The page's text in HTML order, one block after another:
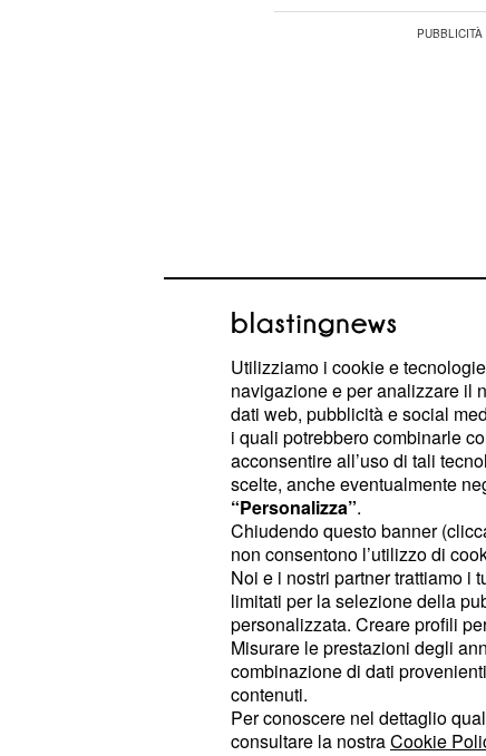
Landa si è dovuto ritirare e più
bollettino medico
una vertebra che lo terrà fermo a
Intervenendo a Eurosport, l'ex
Alberto Contador, ha espresso
Landa, ma anche criticato
segnalato e protetto
avvenuto l'incidente.
𝗡𝗢 𝗣𝗨𝗘𝗗𝗘 𝗦𝗘𝗥 😨😨😨
Utilizziamo i cookie e
navigazione e per analizzare il
dati web, pubblicità e social
i quali potrebbero combinarle
acconsentire all’uso di tali
scelte, anche eventualmente
“Personalizza”.
Chiudendo questo banner
non consentono l’utilizzo di
Noi e i nostri partner trattiamo i
limitati per la selezione della
personalizzata. Creare profili
Misurare le prestazioni degli
combinazione di dati
contenuti.
Per conoscere nel dettaglio
consultare la nostraCookie